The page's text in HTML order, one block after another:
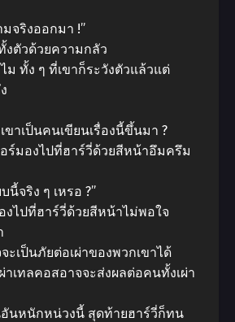
จริงออกมา !”
งตัวด้วยความกลัว
ม ทั้ง ๆ ที่เขาก็ระวังตัวแล้วแต่
ขาเป็นคนเขียนเรื่องนี้ขึ้นมา ?
ร์มองไปที่ฮาร์วี่ด้วยสีหน้าอึมครึม
นี้จริง ๆ เหรอ ?”
งไปที่ฮาร์วี่ด้วยสีหน้าไม่พอใจ
ะเป็นภัยต่อเผ่าของพวกเขาได้
าเทลคอสอาจจะส่งผลต่อคนทั้งเผ่า
นหนักหน่วงนี้ สุดท้ายฮาร์วี่ก็ทน